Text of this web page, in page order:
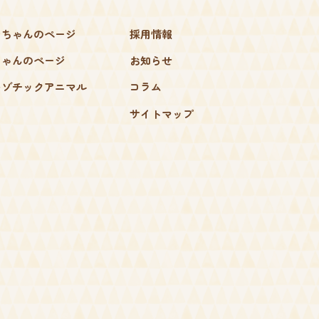
ゃんのページ
んのページ
チックアニマル
採用情報
お知らせ
コラム
サイトマップ